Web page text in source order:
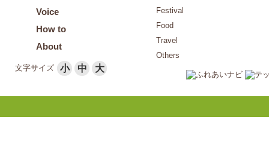
Voice
How to
About
Festival
Food
Travel
Others
文字サイズ
小 中 大